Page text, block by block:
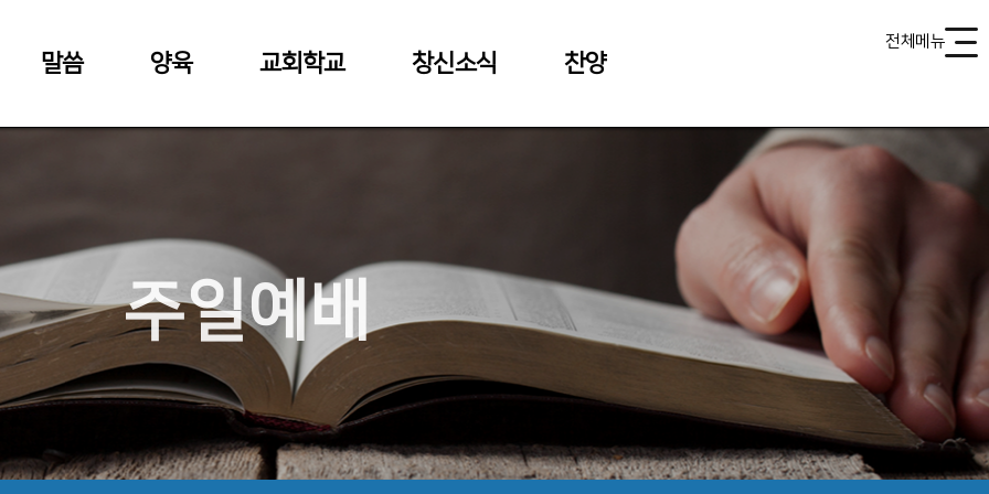
말씀 양육 교회학교 창신소식 찬양
전체메뉴
주일예배